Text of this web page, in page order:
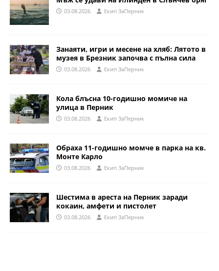
03.08.2026 Eкип ЗаПерник
Занаяти, игри и месене на хляб: Лятото в
музея в Брезник започва с пълна сила
03.08.2026 Eкип ЗаПерник
Кола блъсна 10-годишно момиче на
улица в Перник
03.08.2026 Eкип ЗаПерник
Обраха 11-годишно момче в парка на кв.
Монте Карло
03.08.2026 Eкип ЗаПерник
Шестима в ареста на Перник заради
кокаин, амфети и пистолет
03.08.2026 Eкип ЗаПерник